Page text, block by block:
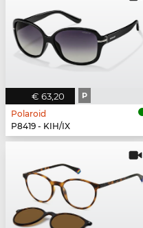
€ 63,20 P
Polaroid
P8419 - KIH/IX